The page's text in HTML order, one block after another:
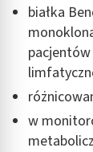
białka
w